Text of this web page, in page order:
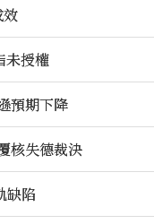
效
未授權
預期下降
核失德裁決
缺陷